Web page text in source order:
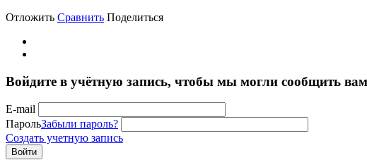
Отложить Сравнить Поделиться
Войдите в учётную запись, чтобы мы могли сообщить вам
E-mail
ПарольЗабыли пароль?
Создать учетную запись
Войти